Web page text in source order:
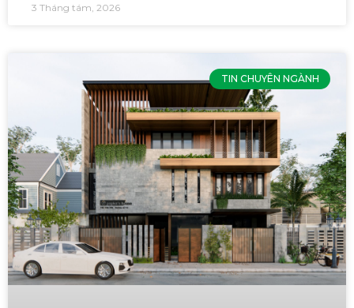
3 Tháng tám, 2026
TIN CHUYÊN NGÀNH